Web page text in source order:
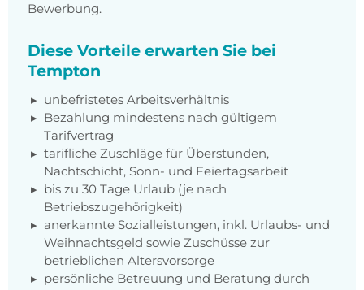
Bewerbung.
Diese Vorteile erwarten Sie bei
Tempton
unbefristetes Arbeitsverhältnis
Bezahlung mindestens nach gültigem
Tarifvertrag
tarifliche Zuschläge für Überstunden,
Nachtschicht, Sonn- und Feiertagsarbeit
bis zu 30 Tage Urlaub (je nach
Betriebszugehörigkeit)
anerkannte Sozialleistungen, inkl. Urlaubs- und
Weihnachtsgeld sowie Zuschüsse zur
betrieblichen Altersvorsorge
persönliche Betreuung und Beratung durch